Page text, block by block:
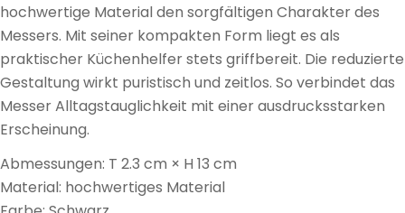
hochwertige Material den sorgfältigen Charakter des
Messers. Mit seiner kompakten Form liegt es als
praktischer Küchenhelfer stets griffbereit. Die reduzierte
Gestaltung wirkt puristisch und zeitlos. So verbindet das
Messer Alltagstauglichkeit mit einer ausdrucksstarken
Erscheinung.
Abmessungen: T 2.3 cm × H 13 cm
Material: hochwertiges Material